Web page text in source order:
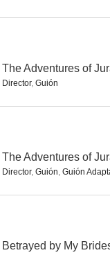
The Adventures of
Director, Guión
The Adventures of
Director, Guión, Guión
Betrayed by My